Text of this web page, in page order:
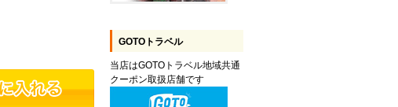
GOTOトラベル
当店はGOTOトラベル地域共通
クーポン取扱店舗です